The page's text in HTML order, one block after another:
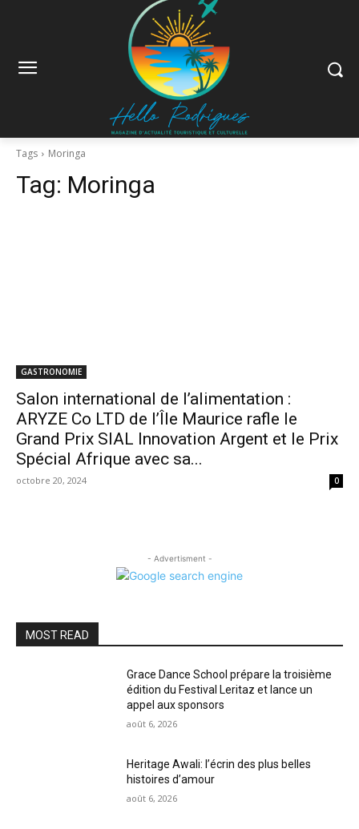
Tags Moringa
Tag: Moringa
GASTRONOMIE
Salon international de l’alimentation :
ARYZE Co LTD de l’Île Maurice rafle le
Grand Prix SIAL Innovation Argent et le Prix
Spécial Afrique avec sa...
octobre 20, 2024 0
- Advertisment -
MOST READ
Grace Dance School prépare la troisième
édition du Festival Leritaz et lance un
appel aux sponsors
août 6, 2026
Heritage Awali: l’écrin des plus belles
histoires d’amour
août 6, 2026